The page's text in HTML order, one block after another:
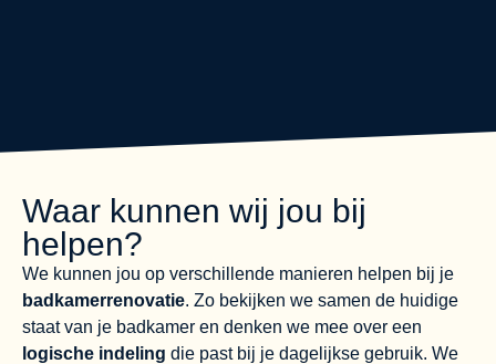
Waar kunnen wij jou bij
helpen?
We kunnen jou op verschillende manieren helpen bij je
badkamerrenovatie. Zo bekijken we samen de huidige
staat van je badkamer en denken we mee over een
logische indeling die past bij je dagelijkse gebruik. We